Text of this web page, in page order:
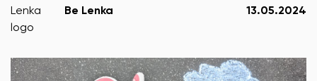
Be Lenka 13.05.2024